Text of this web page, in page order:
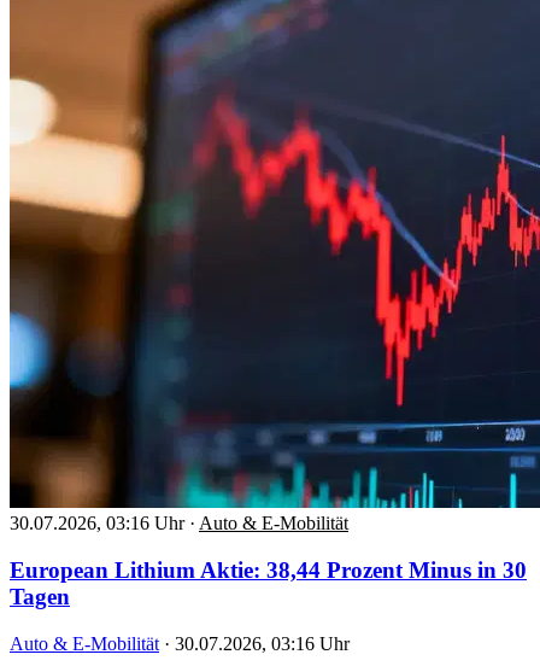
30.07.2026, 03:16 Uhr · Auto & E-Mobilität
European Lithium Aktie: 38,44 Prozent Minus in 30
Tagen
Auto & E-Mobilität · 30.07.2026, 03:16 Uhr